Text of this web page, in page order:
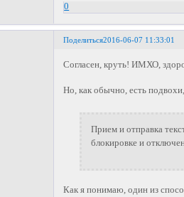
0
Поделиться2016-06-07 11:33:01
Согласен, круть! ИМХО,
Но, как обычно, есть
Прием и отправка
блокировке и
Как я понимаю, один из